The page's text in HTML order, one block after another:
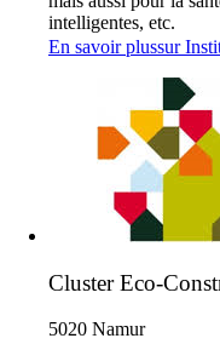
intelligentes, etc.
En savoir plussur
Cluster Eco-
5020 Namur